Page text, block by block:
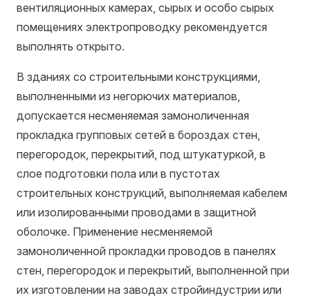
вентиляционных камерах, сырых и особо сырых
помещениях электропроводку рекомендуется
выполнять открыто.
В зданиях со строительными конструкциями,
выполненными из негорючих материалов,
допускается несменяемая замоноличенная
прокладка групповых сетей в бороздах стен,
перегородок, перекрытий, под штукатуркой, в
слое подготовки пола или в пустотах
строительных конструкций, выполняемая кабелем
или изолированными проводами в защитной
оболочке. Применение несменяемой
замоноличенной прокладки проводов в панелях
стен, перегородок и перекрытий, выполненной при
их изготовлении на заводах стройиндустрии или